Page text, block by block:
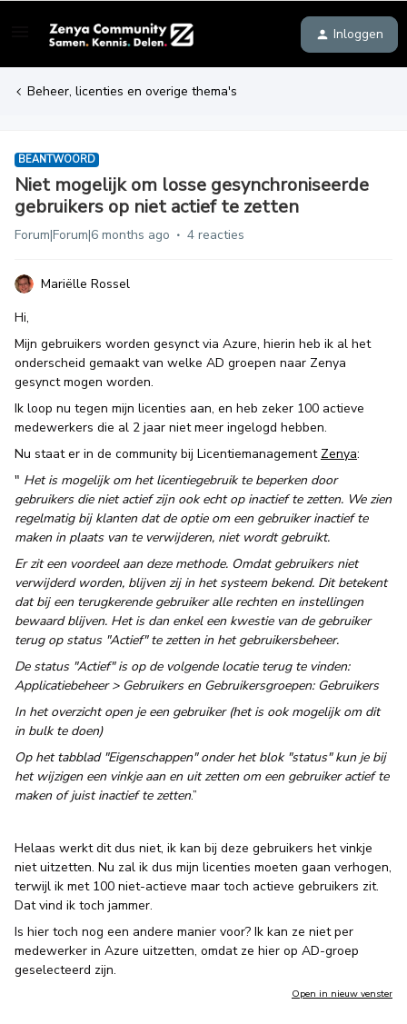
Inloggen
Beheer, licenties en overige thema's
BEANTWOORD
Niet mogelijk om losse gesynchroniseerde
gebruikers op niet actief te zetten
Forum|Forum|6 months ago 4 reacties
Mariëlle Rossel
Hi,
Mijn gebruikers worden gesynct via Azure, hierin heb ik al het
onderscheid gemaakt van welke AD groepen naar Zenya
gesynct mogen worden.
Ik loop nu tegen mijn licenties aan, en heb zeker 100 actieve
medewerkers die al 2 jaar niet meer ingelogd hebben.
Nu staat er in de community bij Licentiemanagement Zenya:
" Het is mogelijk om het licentiegebruik te beperken door
gebruikers die niet actief zijn ook echt op inactief te zetten. We zien
regelmatig bij klanten dat de optie om een gebruiker inactief te
maken in plaats van te verwijderen, niet wordt gebruikt.
Er zit een voordeel aan deze methode. Omdat gebruikers niet
verwijderd worden, blijven zij in het systeem bekend. Dit betekent
dat bij een terugkerende gebruiker alle rechten en instellingen
bewaard blijven. Het is dan enkel een kwestie van de gebruiker
terug op status "Actief" te zetten in het gebruikersbeheer.
De status "Actief" is op de volgende locatie terug te vinden:
Applicatiebeheer > Gebruikers en Gebruikersgroepen: Gebruikers
In het overzicht open je een gebruiker (het is ook mogelijk om dit
in bulk te doen)
Op het tabblad "Eigenschappen" onder het blok "status" kun je bij
het wijzigen een vinkje aan en uit zetten om een gebruiker actief te
maken of juist inactief te zetten.”
Helaas werkt dit dus niet, ik kan bij deze gebruikers het vinkje
niet uitzetten. Nu zal ik dus mijn licenties moeten gaan verhogen,
terwijl ik met 100 niet-actieve maar toch actieve gebruikers zit.
Dat vind ik toch jammer.
Is hier toch nog een andere manier voor? Ik kan ze niet per
medewerker in Azure uitzetten, omdat ze hier op AD-groep
geselecteerd zijn.
Open in nieuw venster